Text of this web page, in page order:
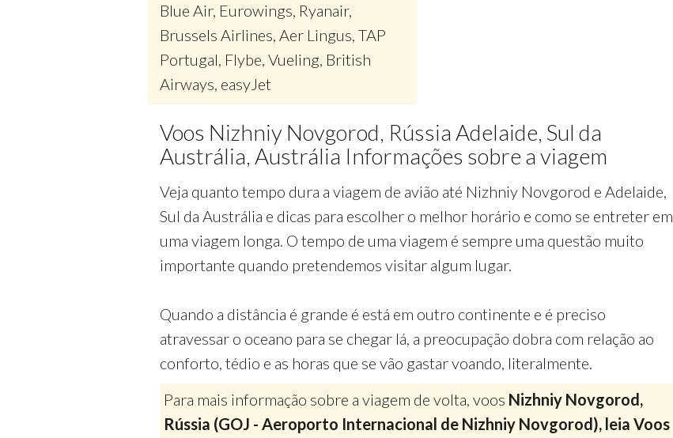
Blue Air, Eurowings, Ryanair,
Brussels Airlines, Aer Lingus, TAP
Portugal, Flybe, Vueling, British
Airways, easyJet
Voos Nizhniy Novgorod, Rússia Adelaide, Sul da
Austrália, Austrália Informações sobre a viagem
Veja quanto tempo dura a viagem de avião até Nizhniy Novgorod e Adelaide,
Sul da Austrália e dicas para escolher o melhor horário e como se entreter em
uma viagem longa. O tempo de uma viagem é sempre uma questão muito
importante quando pretendemos visitar algum lugar.
Quando a distância é grande é está em outro continente e é preciso
atravessar o oceano para se chegar lá, a preocupação dobra com relação ao
conforto, tédio e as horas que se vão gastar voando, literalmente.
Para mais informação sobre a viagem de volta, voos Nizhniy Novgorod,
Rússia (GOJ - Aeroporto Internacional de Nizhniy Novgorod), leia Voos